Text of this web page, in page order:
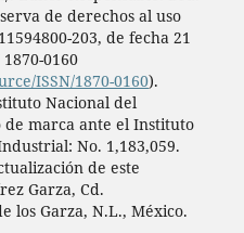
de derechos al uso
203, de fecha 21
0160
ISSN/1870-0160).
Nacional del
marca ante el Instituto
No. 1,183,059.
de este
Garza, Cd.
los Garza, N.L., México.